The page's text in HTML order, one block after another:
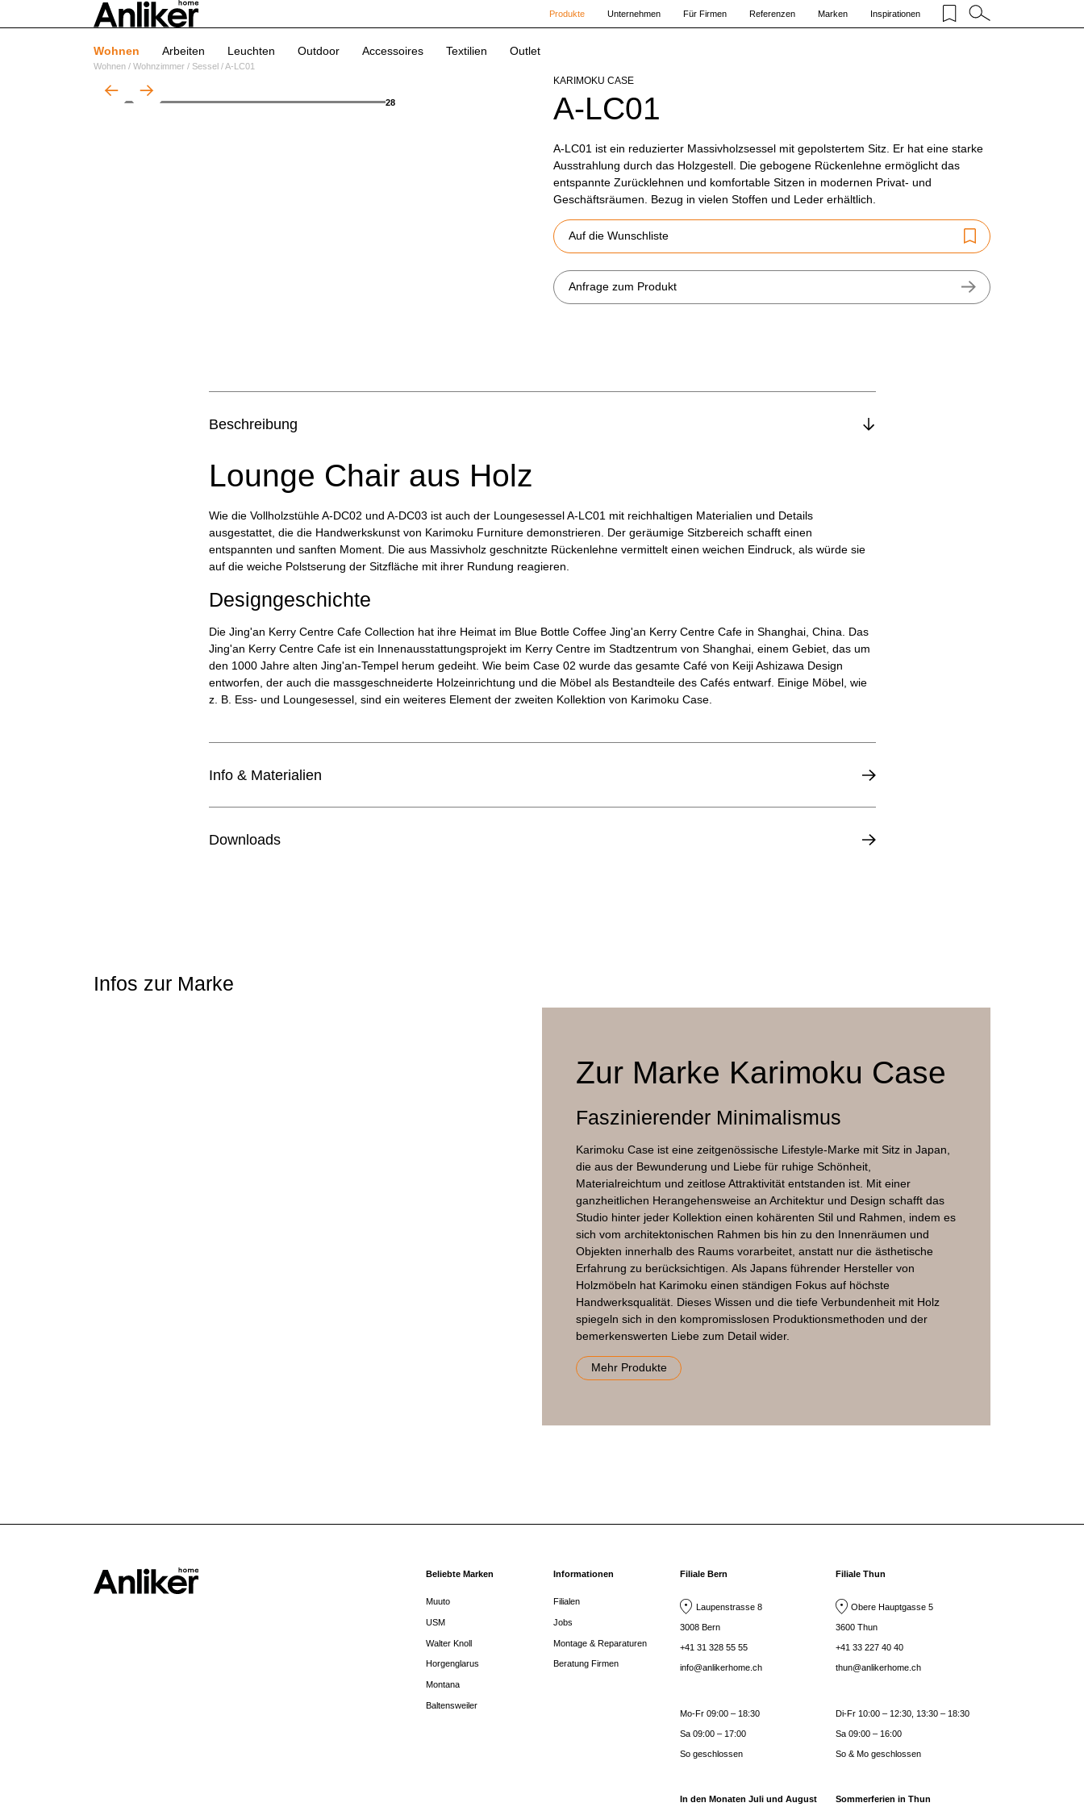
Produkte Unternehmen Für Firmen Referenzen Marken Inspirationen
Wohnen Arbeiten Leuchten Outdoor Accessoires Textilien Outlet
Wohnen / Wohnzimmer / Sessel /A-LC01
28
KARIMOKU CASE
A-LC01
A-LC01 ist ein reduzierter Massivholzsessel mit gepolstertem Sitz. Er hat eine starke
Ausstrahlung durch das Holzgestell. Die gebogene Rückenlehne ermöglicht das
entspannte Zurücklehnen und komfortable Sitzen in modernen Privat- und
Geschäftsräumen. Bezug in vielen Stoffen und Leder erhältlich.
Auf die Wunschliste
Anfrage zum Produkt
Beschreibung
Lounge Chair aus Holz
Wie die Vollholzstühle A-DC02 und A-DC03 ist auch der Loungesessel A-LC01 mit reichhaltigen Materialien und Details
ausgestattet, die die Handwerkskunst von Karimoku Furniture demonstrieren. Der geräumige Sitzbereich schafft einen
entspannten und sanften Moment. Die aus Massivholz geschnitzte Rückenlehne vermittelt einen weichen Eindruck, als würde sie
auf die weiche Polstserung der Sitzfläche mit ihrer Rundung reagieren.
Designgeschichte
Die Jing'an Kerry Centre Cafe Collection hat ihre Heimat im Blue Bottle Coffee Jing'an Kerry Centre Cafe in Shanghai, China. Das
Jing'an Kerry Centre Cafe ist ein Innenausstattungsprojekt im Kerry Centre im Stadtzentrum von Shanghai, einem Gebiet, das um
den 1000 Jahre alten Jing'an-Tempel herum gedeiht. Wie beim Case 02 wurde das gesamte Café von Keiji Ashizawa Design
entworfen, der auch die massgeschneiderte Holzeinrichtung und die Möbel als Bestandteile des Cafés entwarf. Einige Möbel, wie
z. B. Ess- und Loungesessel, sind ein weiteres Element der zweiten Kollektion von Karimoku Case.
Info & Materialien
Polsterung (Kollektionen)
Downloads
Infos zur Marke
Zur Marke Karimoku Case
Faszinierender Minimalismus
Karimoku Case ist eine zeitgenössische Lifestyle-Marke mit Sitz in Japan,
die aus der Bewunderung und Liebe für ruhige Schönheit,
Materialreichtum und zeitlose Attraktivität entstanden ist. Mit einer
ganzheitlichen Herangehensweise an Architektur und Design schafft das
Studio hinter jeder Kollektion einen kohärenten Stil und Rahmen, indem es
sich vom architektonischen Rahmen bis hin zu den Innenräumen und
Objekten innerhalb des Raums vorarbeitet, anstatt nur die ästhetische
Erfahrung zu berücksichtigen. Als Japans führender Hersteller von
Holzmöbeln hat Karimoku einen ständigen Fokus auf höchste
Handwerksqualität. Dieses Wissen und die tiefe Verbundenheit mit Holz
spiegeln sich in den kompromisslosen Produktionsmethoden und der
bemerkenswerten Liebe zum Detail wider.
Mehr Produkte
Beliebte Marken
Muuto
USM
Walter Knoll
Horgenglarus
Montana
Baltensweiler
Informationen
Filialen
Jobs
Montage & Reparaturen
Beratung Firmen
Filiale Bern
Laupenstrasse 8
3008 Bern
+41 31 328 55 55
info@anlikerhome.ch
Mo-Fr 09:00 – 18:30
Sa 09:00 – 17:00
So geschlossen
In den Monaten Juli und August
Filiale Thun
Obere Hauptgasse 5
3600 Thun
+41 33 227 40 40
thun@anlikerhome.ch
Di-Fr 10:00 – 12:30, 13:30 – 18:30
Sa 09:00 – 16:00
So & Mo geschlossen
Sommerferien in Thun